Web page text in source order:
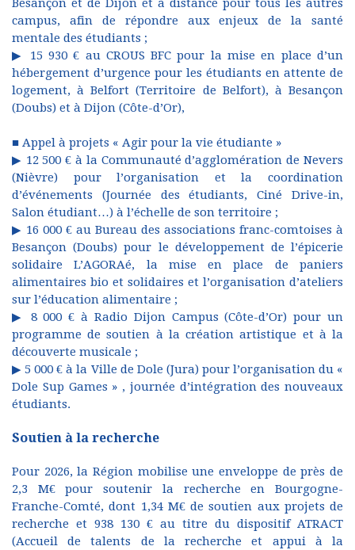
Besançon et de Dijon et à distance pour tous les autres
campus, afin de répondre aux enjeux de la santé
mentale des étudiants ;
▶ 15 930 € au CROUS BFC pour la mise en place d’un
hébergement d’urgence pour les étudiants en attente de
logement, à Belfort (Territoire de Belfort), à Besançon
(Doubs) et à Dijon (Côte-d’Or),
■ Appel à projets « Agir pour la vie étudiante »
▶ 12 500 € à la Communauté d’agglomération de Nevers
(Nièvre) pour l’organisation et la coordination
d’événements (Journée des étudiants, Ciné Drive-in,
Salon étudiant…) à l’échelle de son territoire ;
▶ 16 000 € au Bureau des associations franc-comtoises à
Besançon (Doubs) pour le développement de l’épicerie
solidaire L’AGORAé, la mise en place de paniers
alimentaires bio et solidaires et l’organisation d’ateliers
sur l’éducation alimentaire ;
▶ 8 000 € à Radio Dijon Campus (Côte-d’Or) pour un
programme de soutien à la création artistique et à la
découverte musicale ;
▶ 5 000 € à la Ville de Dole (Jura) pour l’organisation du «
Dole Sup Games » , journée d’intégration des nouveaux
étudiants.
Soutien à la recherche
Pour 2026, la Région mobilise une enveloppe de près de
2,3 M€ pour soutenir la recherche en Bourgogne-
Franche-Comté, dont 1,34 M€ de soutien aux projets de
recherche et 938 130 € au titre du dispositif ATRACT
(Accueil de talents de la recherche et appui à la